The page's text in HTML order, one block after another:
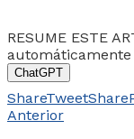
RESUME ESTE
automáticamente
ChatGPT
ShareTweetShare
Anterior